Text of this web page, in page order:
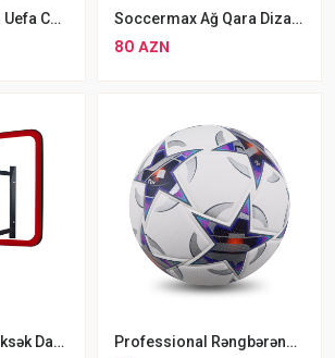
Futbol Topu Aspo Uefa Champions League 02, Ölçü 5 Soccermax Ağ Qara Dizayınlı Futbol Topu №5
80 AZN
Böyüklər Üçün Yüksək Dayanıqlı Peşəkar Şüşə Basketbol Səbəti Professional Rəngbərəng Futbol Topu No4